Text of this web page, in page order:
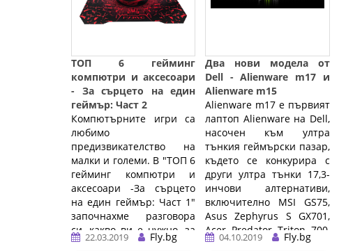
ТОП 6 гейминг
компютри и аксесоари
- За сърцето на един
геймър: Част 2
Компютърните игри са
любимо
предизвикателство на
малки и големи. В "ТОП 6
гейминг компютри и
аксесоари -За сърцето
на един геймър: Част 1"
започнахме разговора
си, какво ви е нужно, за
да им ...…
22.03.2019
Fly.bg
Два нови модела от
Dell - Alienware m17 и
Alienware m15
Alienware m17 е първият
лаптоп Alienware на Dell,
насочен към ултра
тънкия геймърски пазар,
където се конкурира с
други ултра тънки 17,3-
инчови алтернативи,
включително MSI GS75,
Asus Zephyrus S GX701,
Acer Predator Triton 700,
Lenovo Legion ...…
04.10.2019
Fly.bg